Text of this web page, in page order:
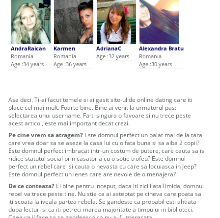
AndraRaican
Romania
Age :34 years
Karmen
Romania
Age :36 years
AdrianaC
Age :32 years
Alexandra Bratu
Romania
Age :30 years
Asa deci. Ti-ai facut temele si ai gasit site-ul de online dating care iti
place cel mai mult. Foarte bine. Bine ai venit la urmatorul pas:
selectarea unui username. Fa-ti singura o favoare si nu trece peste
acest articol, este mai important decat crezi.
Pe cine vrem sa atragem? Este domnul perfect un baiat mai de la tara
care vrea doar sa se aseze la casa lui cu o fata buna si sa aiba 2 copii?
Este domnul perfect imbracat intr-un costum de putere, care cauta sa isi
ridice statutul social prin casatoria cu o sotie trofeu? Este domnul
perfect un rebel care isi cauta o nevasta cu care sa locuiasca in Jeep?
Este domnul perfect un lenes care are nevoie de o menajera?
De ce conteaza? Ei bine pentru inceput, daca iti zici FataTimida, domnul
rebel va trece peste tine. Nu stie ca ai asteptat pe cineva care poata sa
iti scoata la iveala partea rebela. Se gandeste ca probabil esti ahtiata
dupa lecturi si ca iti petreci marea majoritate a timpului in biblioteci.